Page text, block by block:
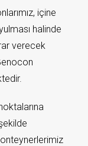
içine
halinde
verecek